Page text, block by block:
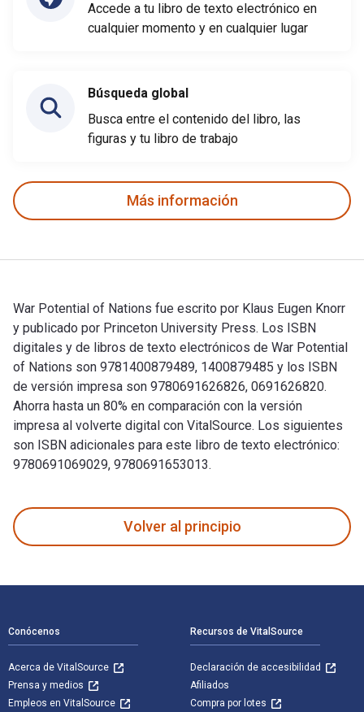
Accede a tu libro de texto electrónico en
cualquier momento y en cualquier lugar
Búsqueda global
Busca entre el contenido del libro, las
figuras y tu libro de trabajo
Más información
War Potential of Nations fue escrito por Klaus Eugen Knorr
y publicado por Princeton University Press. Los ISBN
digitales y de libros de texto electrónicos de War Potential
of Nations son 9781400879489, 1400879485 y los ISBN
de versión impresa son 9780691626826, 0691626820.
Ahorra hasta un 80% en comparación con la versión
impresa al volverte digital con VitalSource. Los siguientes
son ISBN adicionales para este libro de texto electrónico:
9780691069029, 9780691653013.
Volver al principio
Conócenos
Acerca de VitalSource
Prensa y medios
Empleos en VitalSource
Recursos de VitalSource
Declaración de accesibilidad
Afiliados
Compra por lotes